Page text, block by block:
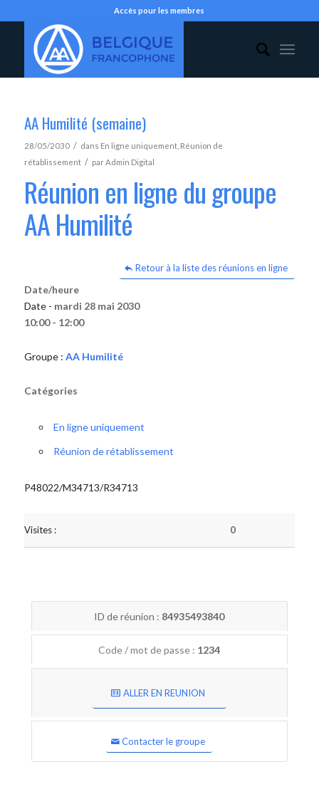
Accès pour les membres
AA Humilité (semaine)
28/05/2030 / dans En ligne uniquement, Réunion de
rétablissement / parAdmin Digital
Réunion en ligne du groupe
AA Humilité
Retour à la liste des réunions en ligne
Date/heure
Date - mardi 28 mai 2030
10:00 - 12:00
Groupe : AA Humilité
Catégories
En ligne uniquement
Réunion de rétablissement
P48022/M34713/R34713
Visites : 0
ID de réunion : 84935493840
Code / mot de passe : 1234
ALLER EN REUNION
Contacter le groupe